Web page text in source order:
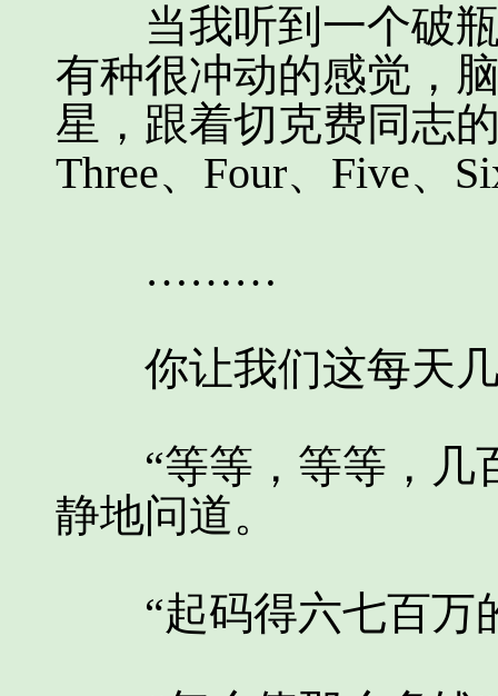
当我听到一个破瓶
有种很冲动的感觉，
星，跟着切克费同志
Three、Four、Five
………
你让我们这每天几
“等等，等等，几
静地问道。
“起码得六七百万